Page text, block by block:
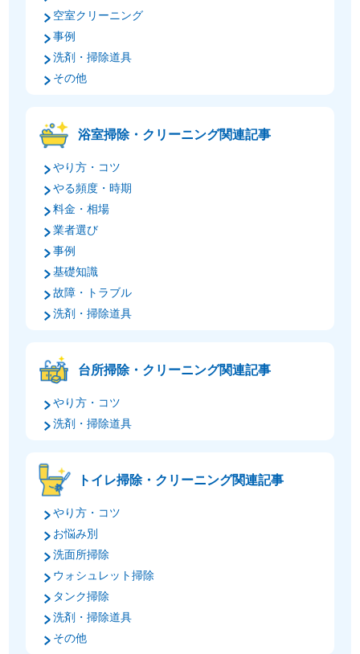
空室クリーニング
事例
洗剤・掃除道具
その他
浴室掃除・クリーニング関連記事
やり方・コツ
やる頻度・時期
料金・相場
業者選び
事例
基礎知識
故障・トラブル
洗剤・掃除道具
台所掃除・クリーニング関連記事
やり方・コツ
洗剤・掃除道具
トイレ掃除・クリーニング関連記事
やり方・コツ
お悩み別
洗面所掃除
ウォシュレット掃除
タンク掃除
洗剤・掃除道具
その他